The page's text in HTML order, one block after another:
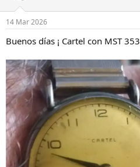
14 Mar 2026
Buenos días ¡ Cartel con MST 353